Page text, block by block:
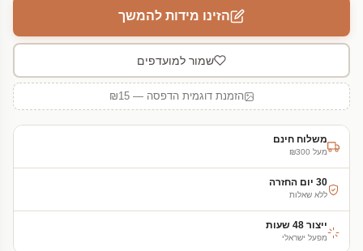
הזינו מידות להמשך
שמור למועדפים
הזמנת דוגמית הדפסה — ₪15
משלוח חינם
מעל ₪300
30 יום החזרה
ללא שאלות
ייצור 48 שעות
מפעל ישראלי